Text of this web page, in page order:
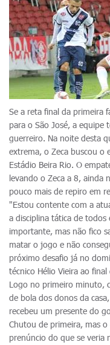
Se a reta final da primeira
para o São José, a
guerreiro. Na noite desta
extrema, o Zeca buscou o
Estádio Beira Rio. O
levando o Zeca a 8, ainda
pouco mais de repiro em
"Estou contente com a
a disciplina tática de todos
importante, mas não fico
matar o jogo e não
próximo desafio já no
técnico Hélio Vieira ao
Logo no primeiro minuto,
de bola dos donos da
recebeu um presente do
Chutou de primeira, mas
prenúncio do que se